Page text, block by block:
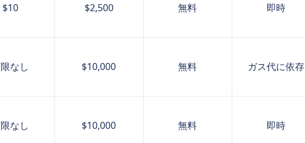
$10 $2,500 無料 即時
なし $10,000 無料 ガス代に依存
なし $10,000 無料 即時